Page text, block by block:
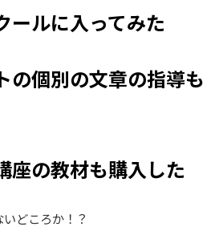
ルに入ってみた
個別の文章の指導も
の教材も購入した
どころか！？